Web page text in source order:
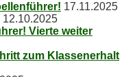
17.11.2025
12.10.2025
Vier­te wei­ter
zum Klassenerhalt